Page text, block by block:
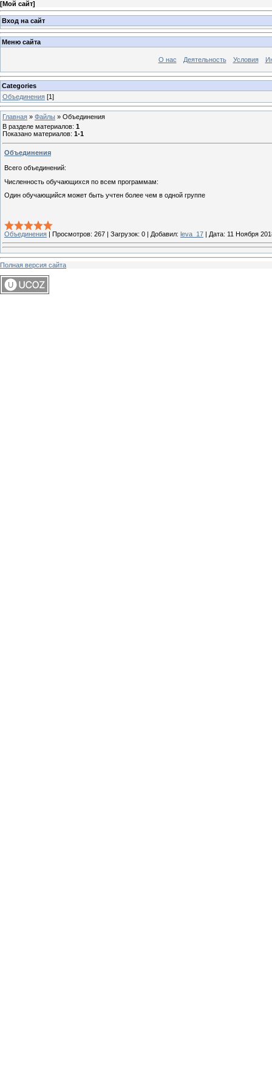
[Мой сайт]
Вход на сайт
Меню сайта
О нас Деятельность Условия
Categories
Объединения [1]
Главная » Файлы » Объединения
В разделе материалов: 1
Показано материалов: 1-1
Объединения
Всего объединений:
Численность обучающихся по всем программам:
Один обучающийся может быть учтен более чем в одной группе
Объединения | Просмотров: 267 | Загрузок: 0 | Добавил: leva_17 | Дата: 11 Ноября
Полная версия сайта